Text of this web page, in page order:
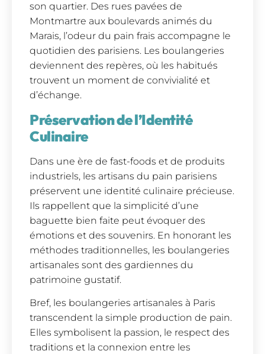
son quartier. Des rues pavées de
Montmartre aux boulevards animés du
Marais, l’odeur du pain frais accompagne le
quotidien des parisiens. Les boulangeries
deviennent des repères, où les habitués
trouvent un moment de convivialité et
d’échange.
Préservation de l’Identité
Culinaire
Dans une ère de fast-foods et de produits
industriels, les artisans du pain parisiens
préservent une identité culinaire précieuse.
Ils rappellent que la simplicité d’une
baguette bien faite peut évoquer des
émotions et des souvenirs. En honorant les
méthodes traditionnelles, les boulangeries
artisanales sont des gardiennes du
patrimoine gustatif.
Bref, les boulangeries artisanales à Paris
transcendent la simple production de pain.
Elles symbolisent la passion, le respect des
traditions et la connexion entre les